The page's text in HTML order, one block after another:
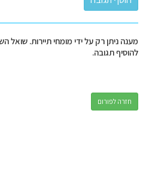
מענה ניתן רק על ידי מומחי תיירות.
להוסיף תגובה.
חזרה לפורום